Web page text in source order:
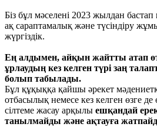
Біз бұл мәселені 2023 жылдан бастап
ақ сараптамалық және түсіндіру
жүргіздік.
Ең алдымен, айқын жайтты атап
ұрлаудың кез келген түрі заң
болып табылады.
Бұл құқыққа қайшы әрекет
отбасылық немесе кез келген өзге де
сілтеме жасау арқылы ешқандай
танылмайды және ақтауға